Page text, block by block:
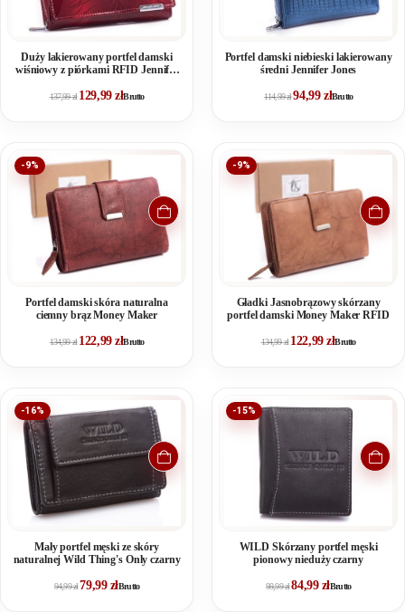
Duży lakierowany portfel damski
wiśniowy z piórkami RFID Jennifer
137,99zł 129,99złBrutto
Portfel damski niebieski lakierowany
średni Jennifer Jones
114,99zł94,99 złBrutto
-9%
Portfel damski skóra naturalna
ciemny brąz Money Maker
134,99zł 122,99złBrutto
-9%
Gładki Jasnobrązowy skórzany
portfel damski Money Maker RFID
134,99zł 122,99złBrutto
-16%
Mały portfel męski ze skóry
naturalnej Wild Thing's Only czarny
94,99zł79,99 złBrutto
-15%
WILD Skórzany portfel męski
pionowy nieduży czarny
99,99zł84,99 złBrutto